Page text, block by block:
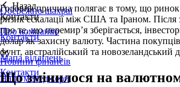
Назад
Контакти
Контакти
Мапа відділень
Наші менеджери
Обережно шахраї
Про компанію
Новини фінансів
Контакти
Головна причина полягає в тому, що
ризик ескалації між США та Іраном. Після
про те, що перемир’я зберігається,
долар як захисну валюту. Частина
фунт, австралійський та новозеландський
Що змінилося на